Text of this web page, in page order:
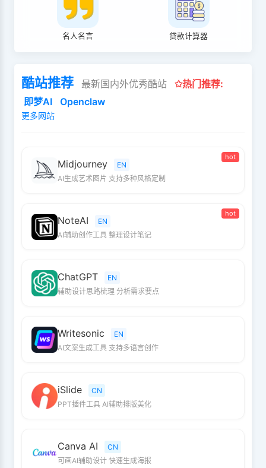
名人名言 贷款计算器
酷站推荐 最新国内外优秀酷站
✩热门推荐:
即梦AI
Openclaw
更多网站
hot
Midjourney
EN
AI生成艺术图片 支持多种风格定制
hot
NoteAI
EN
AI辅助创作工具 整理设计笔记
ChatGPT
EN
辅助设计思路梳理 分析需求要点
Writesonic
EN
AI文案生成工具 支持多语言创作
iSlide
CN
PPT插件工具 AI辅助排版美化
Canva AI
CN
可画AI辅助设计 快速生成海报